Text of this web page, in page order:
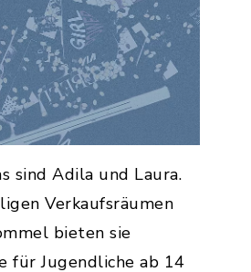
sind Adila und Laura.
Verkaufsräumen
bieten sie
für Jugendliche ab 14